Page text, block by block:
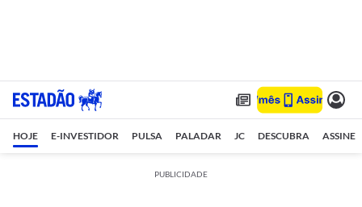
HOJE E-INVESTIDOR PULSA PALADAR JC DESCUBRA ASSINE
PUBLICIDADE